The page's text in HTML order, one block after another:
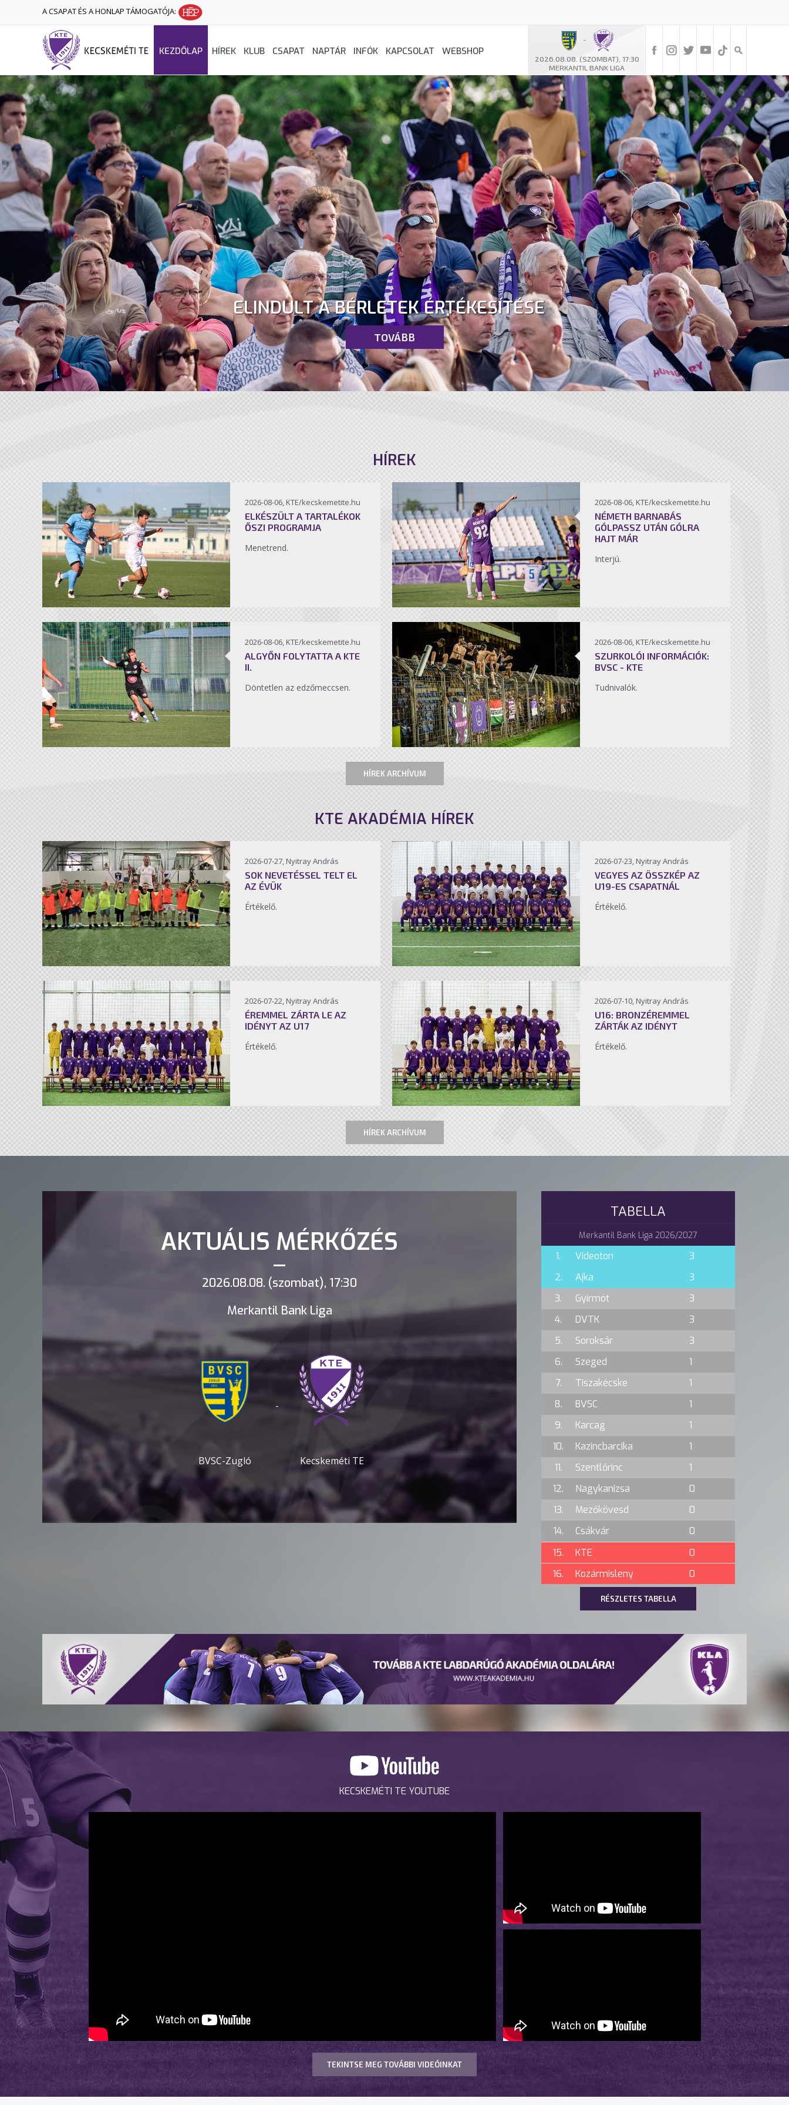
A CSAPAT ÉS A HONLAP TÁMOGATÓJA:
-
2026.08.08. (SZOMBAT), 17:30
MERKANTIL BANK LIGA
KEZDŐLAP HÍREK KLUB CSAPAT NAPTÁR INFÓK KAPCSOLAT WEBSHOP
ELINDULT A BÉRLETEK ÉRTÉKESÍTÉSE
TOVÁBB
HÍREK
2026-08-06, KTE/kecskemetite.hu
ELKÉSZÜLT A TARTALÉKOK
ŐSZI PROGRAMJA
Menetrend.
2026-08-06, KTE/kecskemetite.hu
NÉMETH BARNABÁS
GÓLPASSZ UTÁN GÓLRA
HAJT MÁR
Interjú.
2026-08-06, KTE/kecskemetite.hu
ALGYŐN FOLYTATTA A KTE
II.
Döntetlen az edzőmeccsen.
2026-08-06, KTE/kecskemetite.hu
SZURKOLÓI INFORMÁCIÓK:
BVSC - KTE
Tudnivalók.
HÍREK ARCHÍVUM
KTE AKADÉMIA HÍREK
2026-07-27, Nyitray András
SOK NEVETÉSSEL TELT EL
AZ ÉVÜK
Értékelő.
2026-07-23, Nyitray András
VEGYES AZ ÖSSZKÉP AZ
U19-ES CSAPATNÁL
Értékelő.
2026-07-22, Nyitray András
ÉREMMEL ZÁRTA LE AZ
IDÉNYT AZ U17
Értékelő.
2026-07-10, Nyitray András
U16: BRONZÉREMMEL
ZÁRTÁK AZ IDÉNYT
Értékelő.
HÍREK ARCHÍVUM
AKTUÁLIS MÉRKŐZÉS
2026.08.08. (szombat), 17:30
Merkantil Bank Liga
BVSC-Zugló
-
Kecskeméti TE
TABELLA
Merkantil Bank Liga 2026/2027
1. Videoton
3
2.
Ajka
3
3.
Gyirmót
3
4.
DVTK
3
5.
Soroksár
3
6.
Szeged
1
7.
Tiszakécske
1
8.
BVSC
1
9.
Karcag
1
10.
Kazincbarcika
1
11.
Szentlőrinc
1
12.
Nagykanizsa
0
13.
Mezőkövesd
0
14.
Csákvár
0
15.
KTE
0
16.
Kozármisleny 0
RÉSZLETES TABELLA
KECSKEMÉTI TE YOUTUBE
TEKINTSE MEG TOVÁBBI VIDEÓINKAT